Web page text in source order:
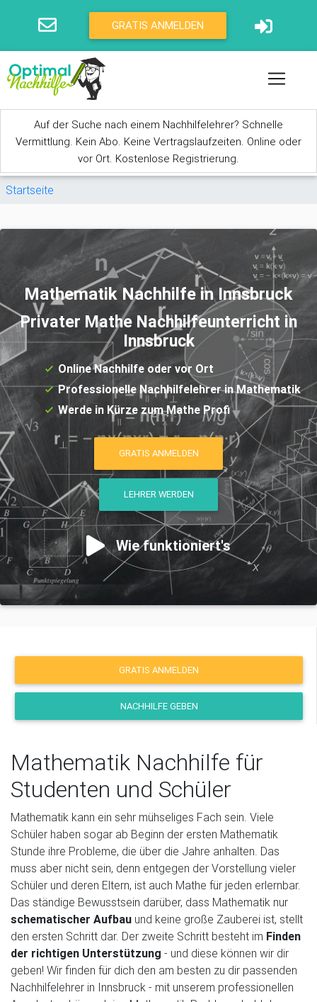
GRATIS ANMELDEN
Auf der Suche nach einem Nachhilfelehrer? Schnelle
Vermittlung. Kein Abo. Keine Vertragslaufzeiten. Online oder
vor Ort. Kostenlose Registrierung.
Sie sind hier
Startseite
Mathematik Nachhilfe in Innsbruck
Privater Mathe Nachhilfeunterricht in
Innsbruck
Online Nachhilfe oder vor Ort
Professionelle Nachhilfelehrer in Mathematik
Werde in Kürze zum Mathe Profi
GRATIS ANMELDEN
LEHRER WERDEN
Wie funktioniert's
GRATIS ANMELDEN
NACHHILFE GEBEN
Mathematik Nachhilfe für
Studenten und Schüler
Mathematik kann ein sehr mühseliges Fach sein. Viele
Schüler haben sogar ab Beginn der ersten Mathematik
Stunde ihre Probleme, die über die Jahre anhalten. Das
muss aber nicht sein, denn entgegen der Vorstellung vieler
Schüler und deren Eltern, ist auch Mathe für jeden erlernbar.
Das ständige Bewusstsein darüber, dass Mathematik nur
schematischer Aufbau und keine große Zauberei ist, stellt
den ersten Schritt dar. Der zweite Schritt besteht im Finden
der richtigen Unterstützung - und diese können wir dir
geben! Wir finden für dich den am besten zu dir passenden
Nachhilfelehrer in Innsbruck - mit unserem professionellen